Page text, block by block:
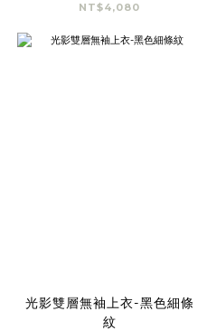
NT$4,080
光影雙層無袖上衣-黑色細條
紋